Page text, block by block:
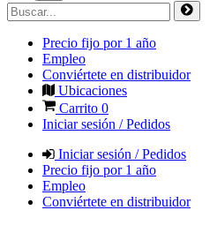
Precio fijo por 1 año
Empleo
Conviértete en distribuidor
Ubicaciones
Carrito 0
Iniciar sesión / Pedidos
Iniciar sesión / Pedidos
Precio fijo por 1 año
Empleo
Conviértete en distribuidor